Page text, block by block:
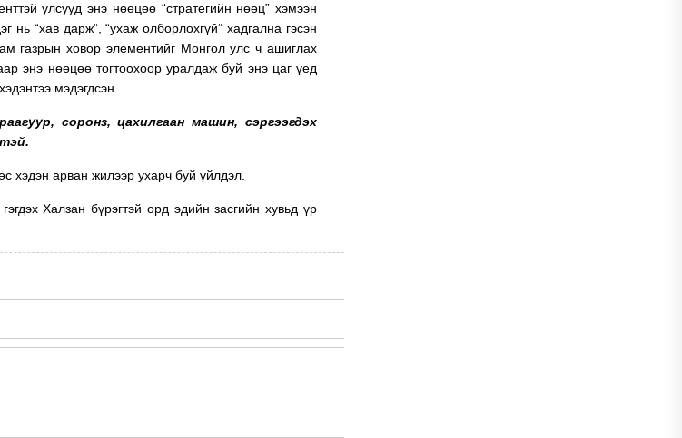
улсууд энэ нөөцөө “стратегийн нөөц” хэмээн
нь “хав дарж”, “ухаж олборлохгүй” хадгална гэсэн
газрын ховор элементийг Монгол улс ч ашиглах
энэ нөөцөө тогтоохоор уралдаж буй энэ цаг үед
мэдэгдсэн.
соронз, цахилгаан машин, сэргээгдэх
хэдэн арван жилээр ухарч буй үйлдэл.
Халзан бүрэгтэй орд эдийн засгийн хувьд үр